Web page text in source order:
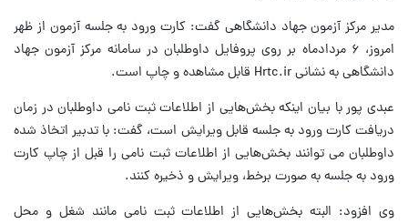
مدیر مرکز آزمون جهاد دانشگاهی گفت: کارت ورود به جلسه آزمون از ظهر
امروز، ۶ مردادماه بر روی پروفایل داوطلبان در سامانه مرکز آزمون جهاد
دانشگاهی به نشانی Hrtc.ir قابل مشاهده و چاپ است.
عبدی پور با بیان اینکه بخش‌هایی از اطلاعات ثبت نامی داوطلبان در زمان
دریافت کارت ورود به جلسه قابل ویرایش است، گفت: با تدبیر اتخاذ شده
داوطلبان می توانند بخش‌هایی از اطلاعات ثبت نامی را قبل از چاپ کارت
ورود به جلسه به صورت برخط، ویرایش و ذخیره کنند.
وی افزود: البته بخش‌هایی از اطلاعات ثبت نامی مانند شغل و محل